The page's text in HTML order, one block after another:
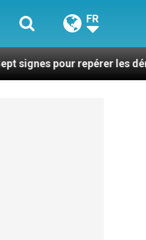
FR
les dérives sectaires